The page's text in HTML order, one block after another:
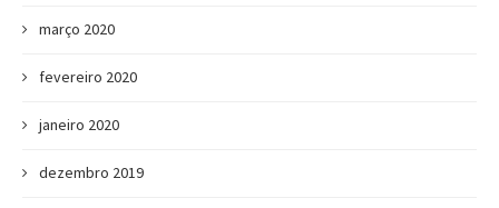
março 2020
fevereiro 2020
janeiro 2020
dezembro 2019